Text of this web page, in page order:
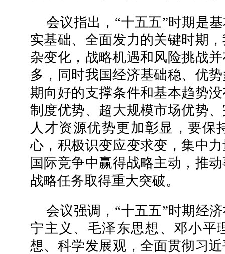
会议指出，“十五五”时期是
实基础、全面发力的关键时期
杂变化，战略机遇和风险挑战
多，同时我国经济基础稳、优
期向好的支撑条件和基本趋势
制度优势、超大规模市场优势
人才资源优势更加彰显，要保
心，积极识变应变求变，集中
国际竞争中赢得战略主动，推
战略任务取得重大突破。
会议强调，“十五五”时期经
宁主义、毛泽东思想、邓小平
想、科学发展观，全面贯彻习